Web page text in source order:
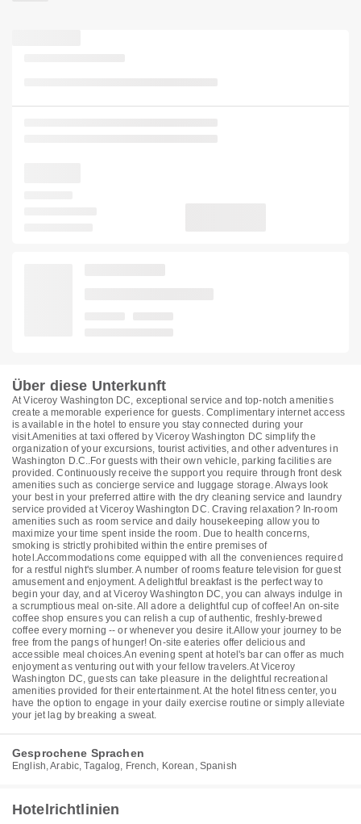
Über diese Unterkunft
At Viceroy Washington DC, exceptional service and top-notch amenities
create a memorable experience for guests. Complimentary internet access
is available in the hotel to ensure you stay connected during your
visit.Amenities at taxi offered by Viceroy Washington DC simplify the
organization of your excursions, tourist activities, and other adventures in
Washington D.C..For guests with their own vehicle, parking facilities are
provided. Continuously receive the support you require through front desk
amenities such as concierge service and luggage storage. Always look
your best in your preferred attire with the dry cleaning service and laundry
service provided at Viceroy Washington DC. Craving relaxation? In-room
amenities such as room service and daily housekeeping allow you to
maximize your time spent inside the room. Due to health concerns,
smoking is strictly prohibited within the entire premises of
hotel.Accommodations come equipped with all the conveniences required
for a restful night's slumber. A number of rooms feature television for guest
amusement and enjoyment. A delightful breakfast is the perfect way to
begin your day, and at Viceroy Washington DC, you can always indulge in
a scrumptious meal on-site. All adore a delightful cup of coffee! An on-site
coffee shop ensures you can relish a cup of authentic, freshly-brewed
coffee every morning -- or whenever you desire it.Allow your journey to be
free from the pangs of hunger! On-site eateries offer delicious and
accessible meal choices.An evening spent at hotel's bar can offer as much
enjoyment as venturing out with your fellow travelers.At Viceroy
Washington DC, guests can take pleasure in the delightful recreational
amenities provided for their entertainment. At the hotel fitness center, you
have the option to engage in your daily exercise routine or simply alleviate
your jet lag by breaking a sweat.
Gesprochene Sprachen
English, Arabic, Tagalog, French, Korean, Spanish
Hotelrichtlinien